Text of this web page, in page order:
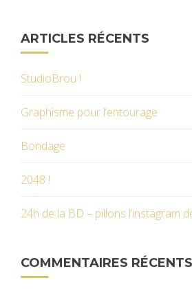
ARTICLES RÉCENTS
StudioBrou !
Graphisme pour l’entourage
Bondage
2048 !
24h de la BD – pillons l’instagram
COMMENTAIRES RÉCENTS